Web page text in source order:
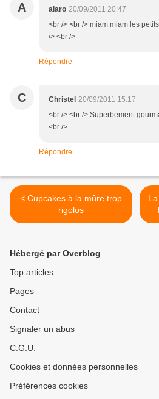
A alaro 20/09/2011 20:47
<br /> <br /> miam miam les
/> <br />
Répondre
C Christel 20/09/2011 15:17
<br /> <br /> Superbement
<br />
Répondre
< Cupcakes à la mûre trop
rigolos
Hébergé par Overblog
Top articles
Pages
Contact
Signaler un abus
C.G.U.
Cookies et données personnelles
Préférences cookies